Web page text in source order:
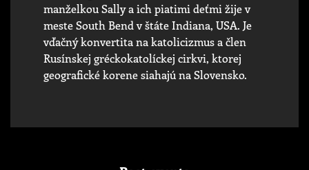
manželkou Sally a ich piatimi deťmi žije v
meste South Bend v štáte Indiana, USA. Je
vďačný konvertita na katolicizmus a člen
Rusínskej gréckokatolíckej cirkvi, ktorej
geografické korene siahajú na Slovensko.